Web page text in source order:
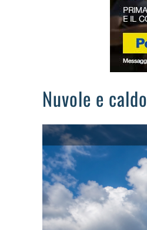
Nuvole e caldo